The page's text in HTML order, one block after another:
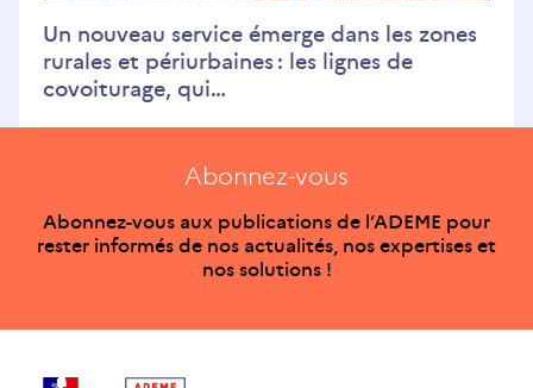
Un nouveau service émerge dans les zones
rurales et périurbaines : les lignes de
covoiturage, qui…
Abonnez-vous
Abonnez-vous aux publications de l’ADEME pour
rester informés de nos actualités, nos expertises et
nos solutions !